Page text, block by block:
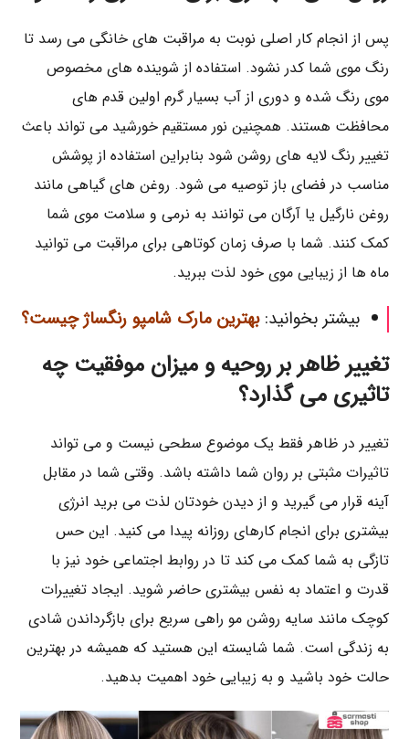
پس از انجام کار اصلی نوبت به مراقبت های خانگی می رسد تا
رنگ موی شما کدر نشود. استفاده از شوینده های مخصوص
موی رنگ شده و دوری از آب بسیار گرم اولین قدم های
محافظت هستند. همچنین نور مستقیم خورشید می تواند باعث
تغییر رنگ لایه های روشن شود بنابراین استفاده از پوشش
مناسب در فضای باز توصیه می شود. روغن های گیاهی مانند
روغن نارگیل یا آرگان می توانند به نرمی و سلامت موی شما
کمک کنند. شما با صرف زمان کوتاهی برای مراقبت می توانید
ماه ها از زیبایی موی خود لذت ببرید.
بیشتر بخوانید:بهترین مارک شامپو رنگساژ چیست؟
تغییر ظاهر بر روحیه و میزان موفقیت چه
تاثیری می گذارد؟
تغییر در ظاهر فقط یک موضوع سطحی نیست و می تواند
تاثیرات مثبتی بر روان شما داشته باشد. وقتی شما در مقابل
آینه قرار می گیرید و از دیدن خودتان لذت می برید انرژی
بیشتری برای انجام کارهای روزانه پیدا می کنید. این حس
تازگی به شما کمک می کند تا در روابط اجتماعی خود نیز با
قدرت و اعتماد به نفس بیشتری حاضر شوید. ایجاد تغییرات
کوچک مانند سایه روشن مو راهی سریع برای بازگرداندن شادی
به زندگی است. شما شایسته این هستید که همیشه در بهترین
حالت خود باشید و به زیبایی خود اهمیت بدهید.